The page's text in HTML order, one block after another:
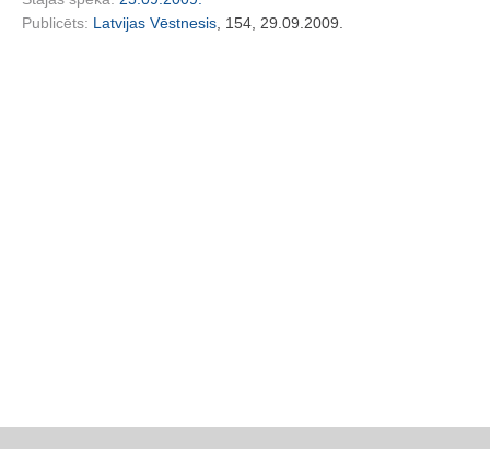
Publicēts: Latvijas Vēstnesis , 154, 29.09.2009.